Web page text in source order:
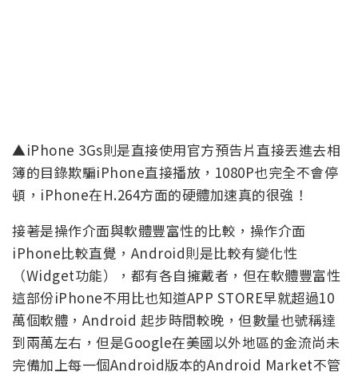
▲iPhone 3Gs則是直接使用官方預告片直接丟進去相
簿的目錄欺騙iPhone直接播放，1080P也完全不會停
頓，iPhone在H.264方面的硬體加速真的很強！
接著是操作介面與軟體豐富性的比較，操作介面
iPhone比較直覺，Android則是比較有變化性
（Widget功能），都有各自擁戴者，但在軟體豐富性
這部份iPhone不用比也知道APP STORE早就超過10
萬個軟體，Android 起步時間較晚，但數量也號稱達
到兩萬左右，但是Google在美國以外地區的金流尚未
完備加上每一個Android版本的Android Market不管